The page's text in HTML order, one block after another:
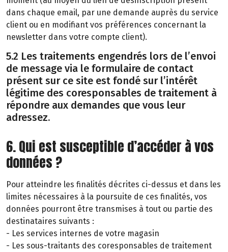
dans chaque email, par une demande auprès du service
client ou en modifiant vos préférences concernant la
newsletter dans votre compte client).
5.2 Les traitements engendrés lors de l’envoi
de message via le formulaire de contact
présent sur ce site est fondé sur l’intérêt
légitime des coresponsables de traitement à
répondre aux demandes que vous leur
adressez.
6. Qui est susceptible d’accéder à vos
données ?
Pour atteindre les finalités décrites ci-dessus et dans les
limites nécessaires à la poursuite de ces finalités, vos
données pourront être transmises à tout ou partie des
destinataires suivants :
- Les services internes de votre magasin
- Les sous-traitants des coresponsables de traitement